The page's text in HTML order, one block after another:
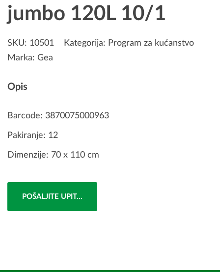
jumbo 120L 10/1
SKU: 10501 Kategorija: Program za kućanstvo
Marka: Gea
Opis
Barcode: 3870075000963
Pakiranje: 12
Dimenzije: 70 x 110 cm
POŠALJITE UPIT...